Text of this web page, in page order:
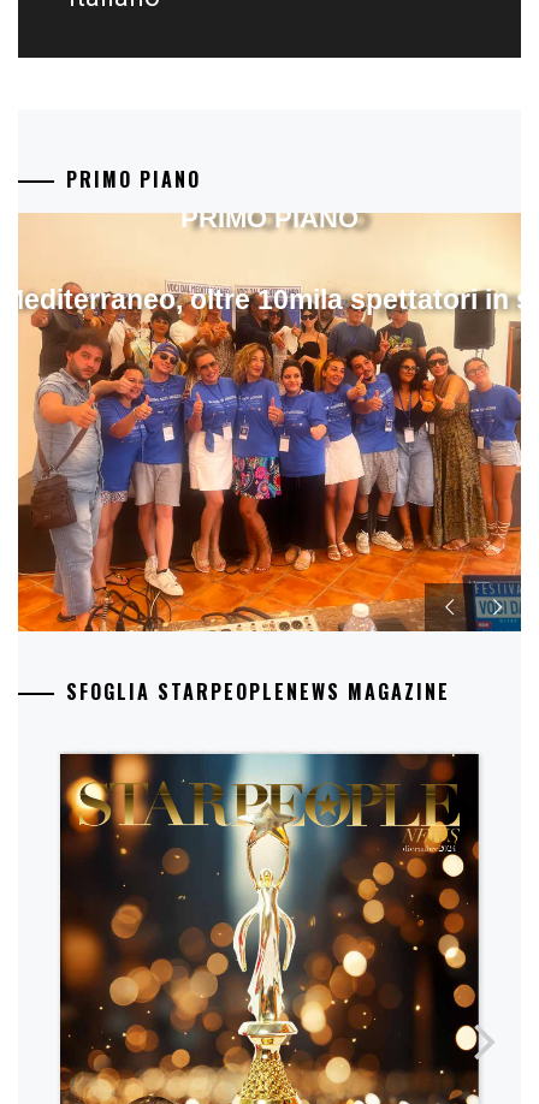
PRIMO PIANO
oltre 10mila spettatori in
PRIMO PIANO
SFOGLIA STARPEOPLENEWS MAGAZINE